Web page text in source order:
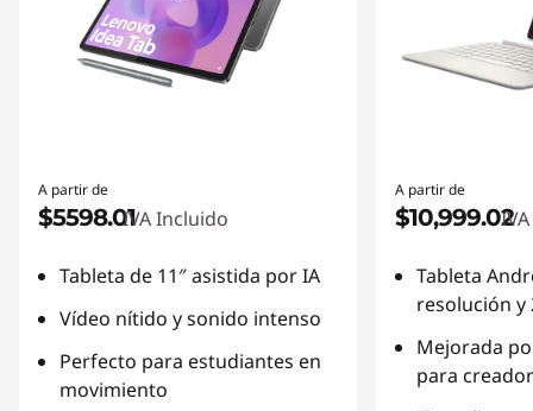
A partir de
$5598.01IVA Incluido
Tableta de 11″ asistida por IA
Vídeo nítido y sonido intenso
Perfecto para estudiantes en
movimiento
A partir de
$10,999.02
Tableta
resolución y
Mejorada
para